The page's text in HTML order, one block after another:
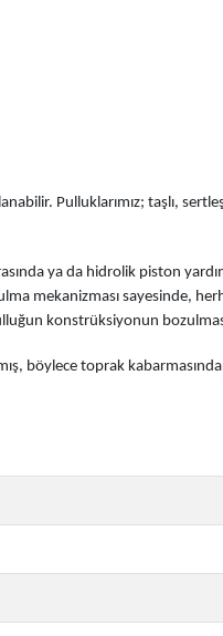
Pulluklarımız; taşlı,
ya da hidrolik piston
mekanizması sayesinde,
konstrüksiyonun
böylece toprak